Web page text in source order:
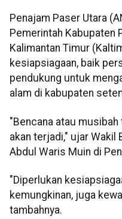
Penajam Paser Utara
Pemerintah Kabupaten
Kalimantan Timur
kesiapsiagaan, baik
pendukung untuk
alam di kabupaten
"Bencana atau
akan terjadi," ujar Wakil
Abdul Waris Muin di
"Diperlukan
kemungkinan, juga
tambahnya.